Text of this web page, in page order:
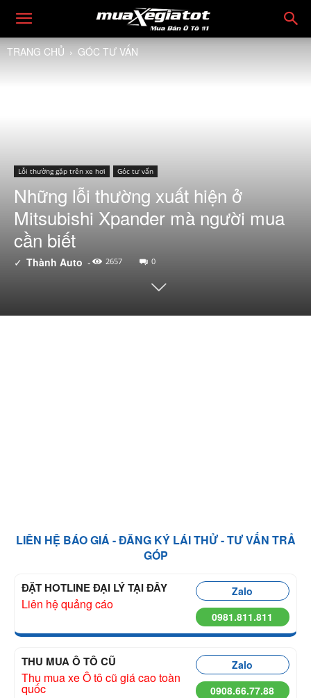
TRANG CHỦ GÓC TƯ VẤN
Lỗi thường gặp trên xe hơi Góc tư vấn
Những lỗi thường xuất hiện ở
Mitsubishi Xpander mà người mua
cần biết
✓ Thành Auto - 2657 0
LIÊN HỆ BÁO GIÁ - ĐĂNG KÝ LÁI THỬ - TƯ VẤN TRẢ
GÓP
ĐẶT HOTLINE ĐẠI LÝ TẠI ĐÂY
Liên hệ quảng cáo
Zalo
0981.811.811
THU MUA Ô TÔ CŨ
Thu mua xe Ô tô cũ giá cao toàn
quốc
Zalo
0908.66.77.88